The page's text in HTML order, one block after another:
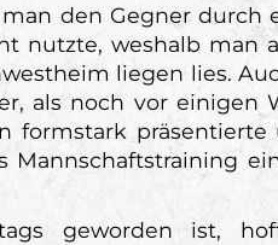
den Gegner durch
nutzte, weshalb man
liegen lies.
als noch vor einigen
formstark
Mannschaftstraining
geworden ist,